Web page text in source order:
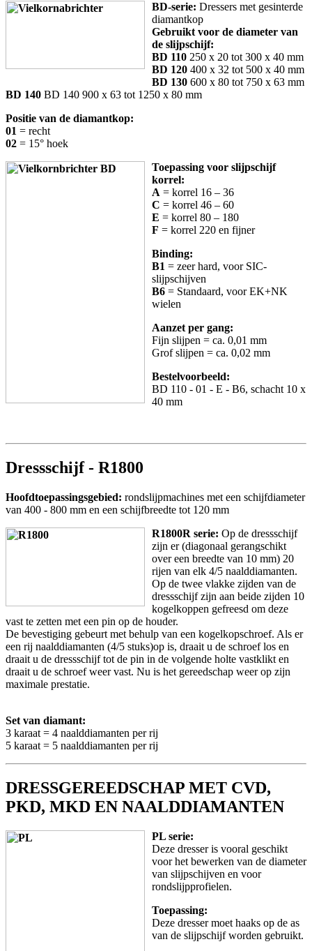
BD-serie: Dressers met gesinterde
diamantkop
Gebruikt voor de diameter van
de slijpschijf:
BD 110 250 x 20 tot 300 x 40 mm
BD 120 400 x 32 tot 500 x 40 mm
BD 130 600 x 80 tot 750 x 63 mm
BD 140 BD 140 900 x 63 tot 1250 x 80 mm
Positie van de diamantkop:
01 = recht
02 = 15° hoek
Toepassing voor slijpschijf
korrel:
A = korrel 16 – 36
C = korrel 46 – 60
E = korrel 80 – 180
F = korrel 220 en fijner
Binding:
B1 = zeer hard, voor SIC-
slijpschijven
B6 = Standaard, voor EK+NK
wielen
Aanzet per gang:
Fijn slijpen = ca. 0,01 mm
Grof slijpen = ca. 0,02 mm
Bestelvoorbeeld:
BD 110 - 01 - E - B6, schacht 10 x
40 mm
Dressschijf - R1800
Hoofdtoepassingsgebied: rondslijpmachines met een schijfdiameter
van 400 - 800 mm en een schijfbreedte tot 120 mm
R1800R serie: Op de dressschijf
zijn er (diagonaal gerangschikt
over een breedte van 10 mm) 20
rijen van elk 4/5 naalddiamanten.
Op de twee vlakke zijden van de
dressschijf zijn aan beide zijden 10
kogelkoppen gefreesd om deze
vast te zetten met een pin op de houder.
De bevestiging gebeurt met behulp van een kogelkopschroef. Als er
een rij naalddiamanten (4/5 stuks)op is, draait u de schroef los en
draait u de dressschijf tot de pin in de volgende holte vastklikt en
draait u de schroef weer vast. Nu is het gereedschap weer op zijn
maximale prestatie.
Set van diamant:
3 karaat = 4 naalddiamanten per rij
5 karaat = 5 naalddiamanten per rij
DRESSGEREEDSCHAP MET CVD,
PKD, MKD EN NAALDDIAMANTEN
PL serie:
Deze dresser is vooral geschikt
voor het bewerken van de diameter
van slijpschijven en voor
rondslijpprofielen.
Toepassing:
Deze dresser moet haaks op de as
van de slijpschijf worden gebruikt.